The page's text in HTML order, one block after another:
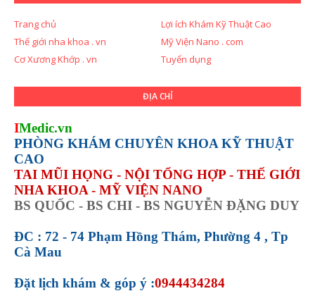
Trang chủ
Lợi ích Khám Kỹ Thuật Cao
Thế giới nha khoa . vn
Mỹ Viện Nano . com
Cơ Xương Khớp . vn
Tuyển dụng
ĐỊA CHỈ
IMedic.vn
PHÒNG KHÁM CHUYÊN KHOA KỸ THUẬT
CAO
TAI MŨI HỌNG - NỘI TỔNG HỢP - THẾ GIỚI
NHA KHOA - MỸ VIỆN NANO
BS QUỐC - BS CHI - BS NGUYỄN ĐẶNG DUY
ĐC : 72 - 74 Phạm Hồng Thám, Phường 4 , Tp
Cà Mau
Đặt lịch khám & góp ý :0944434284